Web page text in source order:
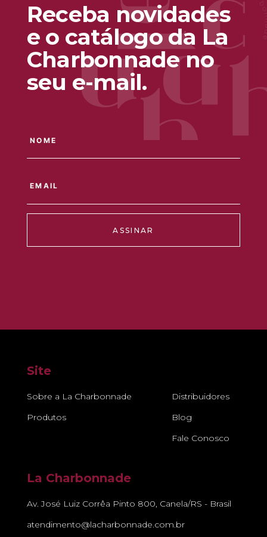
Receba novidades
e o catálogo da La
Charbonnade no
seu e-mail.
ASSINAR
Site
Sobre a La Charbonnade
Produtos
Distribuidores
Blog
Fale Conosco
La Charbonnade
Av. José Luiz Corrêa Pinto 800, Canela/RS - Brasil
atendimento@lacharbonnade.com.br